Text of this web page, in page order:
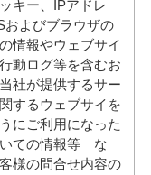
キー、IPアドレ
およびブラウザの
情報やウェブサイ
動ログ等を含むお
社が提供するサー
するウェブサイを
にご利用になった
ての情報等 な
様の問合せ内容の